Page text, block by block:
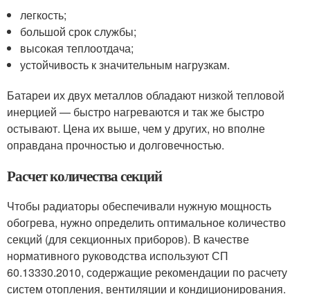
легкость;
большой срок службы;
высокая теплоотдача;
устойчивость к значительным нагрузкам.
Батареи их двух металлов обладают низкой тепловой
инерцией — быстро нагреваются и так же быстро
остывают. Цена их выше, чем у других, но вполне
оправдана прочностью и долговечностью.
Расчет количества секций
Чтобы радиаторы обеспечивали нужную мощность
обогрева, нужно определить оптимальное количество
секций (для секционных приборов). В качестве
нормативного руководства используют СП
60.13330.2010, содержащие рекомендации по расчету
систем отопления, вентиляции и кондиционирования.